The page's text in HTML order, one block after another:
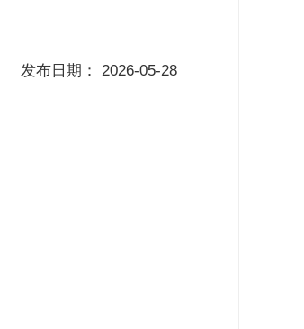
发布日期： 2026-05-28